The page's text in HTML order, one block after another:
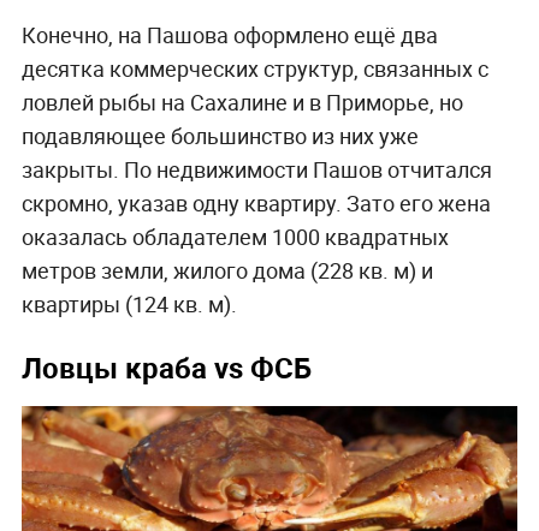
Конечно, на Пашова оформлено ещё два
десятка коммерческих структур, связанных с
ловлей рыбы на Сахалине и в Приморье, но
подавляющее большинство из них уже
закрыты. По недвижимости Пашов отчитался
скромно, указав одну квартиру. Зато его жена
оказалась обладателем 1000 квадратных
метров земли, жилого дома (228 кв. м) и
квартиры (124 кв. м).
Ловцы краба vs ФСБ